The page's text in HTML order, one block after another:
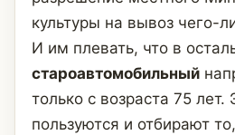
культуры на вывоз чего-
И им плевать, что в
староавтомобильный
только с возраста 75 лет.
пользуются и отбирают